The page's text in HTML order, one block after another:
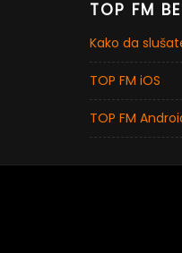
TOP FM
Kako da
TOP FM iOS
TOP FM